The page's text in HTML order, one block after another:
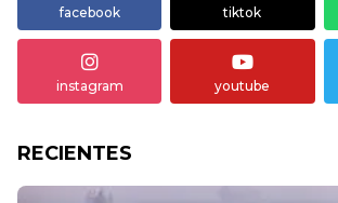
facebook tiktok
instagram youtube
RECIENTES